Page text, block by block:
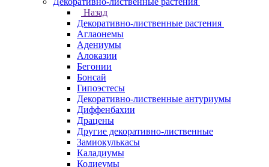
Назад
Декоративно-лиственные растения
Аглаонемы
Адениумы
Алоказии
Бегонии
Бонсай
Гипоэстесы
Декоративно-лиственные антуриумы
Диффенбахии
Драцены
Другие декоративно-лиственные
Замиокулькасы
Каладиумы
Кодиеумы